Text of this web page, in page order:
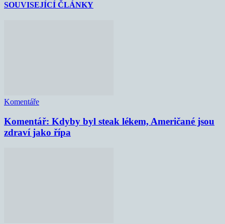
SOUVISEJÍCÍ ČLÁNKY
Komentáře
Komentář: Kdyby byl steak lékem, Američané jsou
zdraví jako řípa